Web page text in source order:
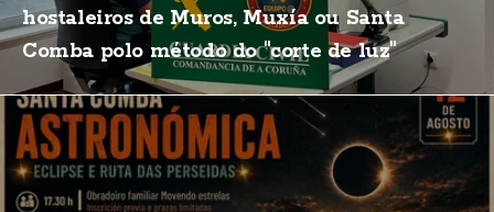
hostaleiros de Muros, Muxía ou Santa
Comba polo método do "corte de luz"